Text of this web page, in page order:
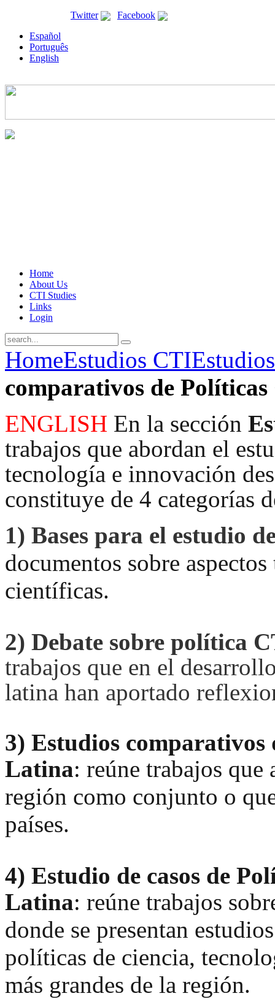
Twitter Facebook
Español
Português
English
Home
About Us
CTI Studies
Links
Login
HomeEstudios CTI
comparativos de
ENGLISH En la sección
trabajos que abordan el
tecnología e innovación
constituye de 4 categorías
1) Bases para el estudio
documentos sobre
científicas.
2) Debate sobre política
trabajos que en el
latina han aportado
3) Estudios
Latina: reúne trabajos que
región como conjunto o
países.
4) Estudio de casos de
Latina: reúne trabajos so
donde se presentan
políticas de ciencia,
más grandes de la región.